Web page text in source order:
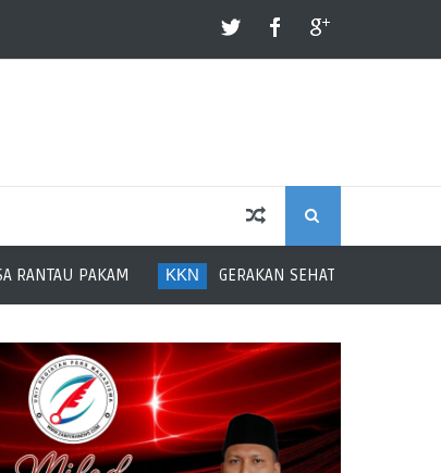
E
R
C
KKN GERAKAN SEHAT PERERAT KEBERSAMAAN